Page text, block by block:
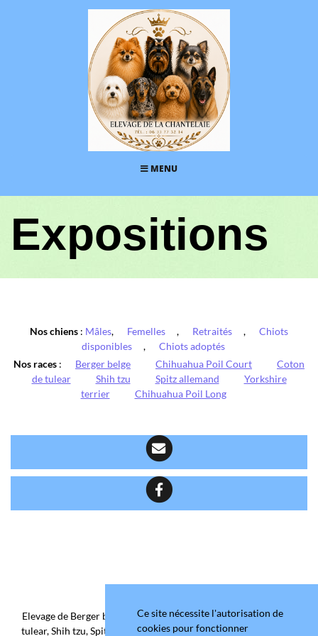
MENU
Expositions
Nos chiens : Mâles, Femelles , Retraités ,
Chiots
disponibles
,
Chiots adoptés
Nos races : Berger belge Chihuahua Poil Court
Coton
de tulear
Shih tzu Spitz allemand
Yorkshire
terrier
Chihuahua Poil Long
Elevage de Berger belge, Chihuahua Poil Court/Long, Coton de
tulear, Shih tzu, Spitz allemand et Yorkshire terrier depuis 2006
Ce site nécessite l'autorisation de
cookies pour fonctionner